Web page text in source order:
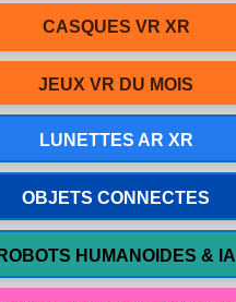
CASQUES VR XR
JEUX VR DU MOIS
LUNETTES AR XR
OBJETS CONNECTES
ROBOTS HUMANOIDES & IA